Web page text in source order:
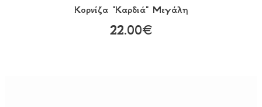
Κορνίζα "Καρδιά" Μεγάλη
22.00€